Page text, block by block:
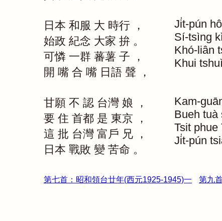
日本 和服 大 時行
，
始政 紀念 大家 拚 。
可憐 一群 蕃薯 子
，
開 嘴 合 嘴 日語 聲 ，
Ji̍t-pún
Sí-tsìng
Khó-liân
Khui tshuì
甘願 不 認 台灣 娘
，
要 住 首都 是 東京
，
這 批 台灣 富戶 兄
，
日本 戰敗 變 苦命 。
Kam-
Bueh tuà
Tsit phue
Ji̍t-pún
第七首：昭和領台廿年(西元1925-1945)一 第九